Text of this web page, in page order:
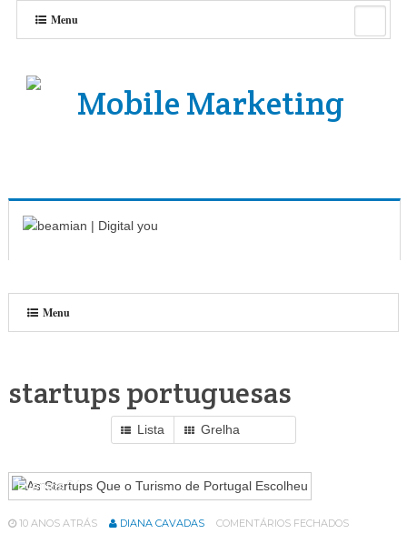
Menu
Menu
startups portuguesas
Lista Grelha
Eventos 64
10 ANOS ATRÁS DIANA CAVADAS COMENTÁRIOS FECHADOS